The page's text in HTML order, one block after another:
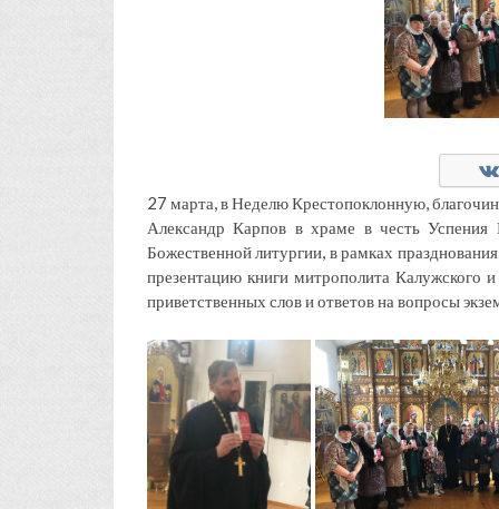
27 марта, в Неделю Крестопоклонную,
Александр Карпов в храме в честь
Божественной литургии, в рамках
презентацию книги митрополита Калужского
приветственных слов и ответов на вопросы